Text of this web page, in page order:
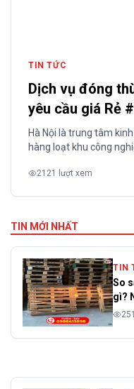
TIN TỨC
Dịch vụ đóng
yêu cầu giá Rẻ
Hà Nội là trung tâm
hàng loạt khu công
dùng đều phát sinh nhu
2121 lượt xem
TIN MỚI NHẤT
TIN
So
gì?